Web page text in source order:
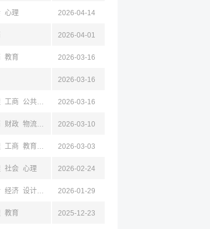
心理 2026-04-14
2026-04-01
教育 2026-03-16
2026-03-16
工商 公共 汉语 2026-03-16
财政 物流 公共 汉语 经贸
2026-03-10
工商 教育 汉语 2026-03-03
社会 心理 2026-02-24
经济 设计 汉语 新闻 计算机
2026-01-29
教育 2025-12-23